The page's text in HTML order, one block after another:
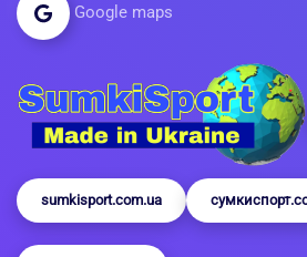
Google maps
sumkisport.com.ua